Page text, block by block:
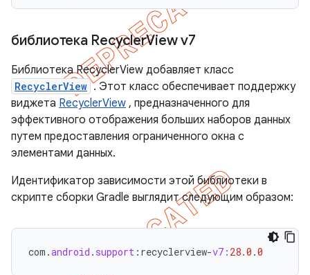
библиотека RecyclerView v7
Библиотека RecyclerView добавляет класс
RecyclerView . Этот класс обеспечивает поддержку
виджета RecyclerView , предназначенного для
эффективного отображения больших наборов данных
путем предоставления ограниченного окна с
элементами данных.
Идентификатор зависимости этой библиотеки в
скрипте сборки Gradle выглядит следующим образом:
com .android . support : recyclerview-v7: 28.0 .0